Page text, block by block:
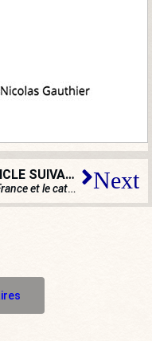
bénéficie d’une nouvelle
ARTICLE SUIVANT
« La France et le catholicisme sont tellement liés que si l’un tombe, l’autre tombe avec » Next